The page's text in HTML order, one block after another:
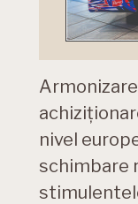
nivel
schimbare